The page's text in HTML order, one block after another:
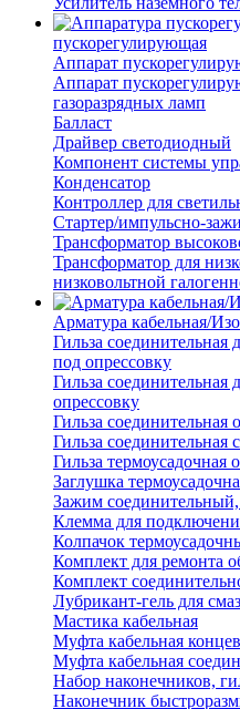
пускорегулирующая
Аппарат
Аппарат
газоразрядных ламп
Балласт
Драйвер светодиодный
Компонент системы
Конденсатор
Контроллер для
Стартер/импульсно-
Трансформатор
Трансформатор для
низковольтной
Арматура кабельная/
Гильза
под опрессовку
Гильза
опрессовку
Гильза соединительная
Гильза
Гильза термоусадочная
Заглушка
Зажим
Клемма для
Колпачок
Комплект для ремонта
Комплект
Лубрикант-гель для
Мастика кабельная
Муфта кабельная
Муфта кабельная
Набор наконечников,
Наконечник